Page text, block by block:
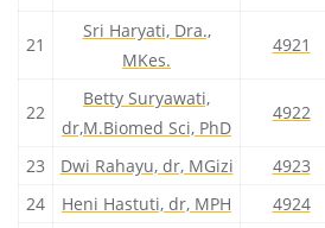
21
Sri Haryati, Dra.,
MKes.
4921
22
Betty Suryawati,
dr,M.Biomed Sci, PhD
4922
23 Dwi Rahayu, dr, MGizi 4923
24
Heni Hastuti, dr, MPH 4924